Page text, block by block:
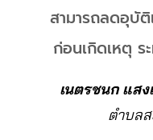
สามารถลดอุบั
ก่อนเกิดเหตุ ร
เนตรชนก แส
ตำบล